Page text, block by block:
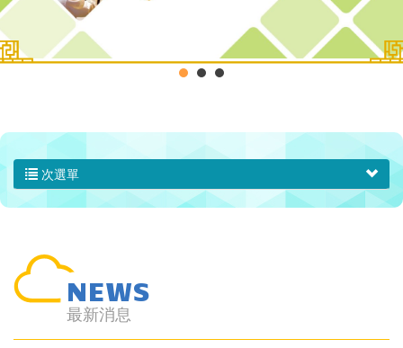
次選單
NEWS
最新消息